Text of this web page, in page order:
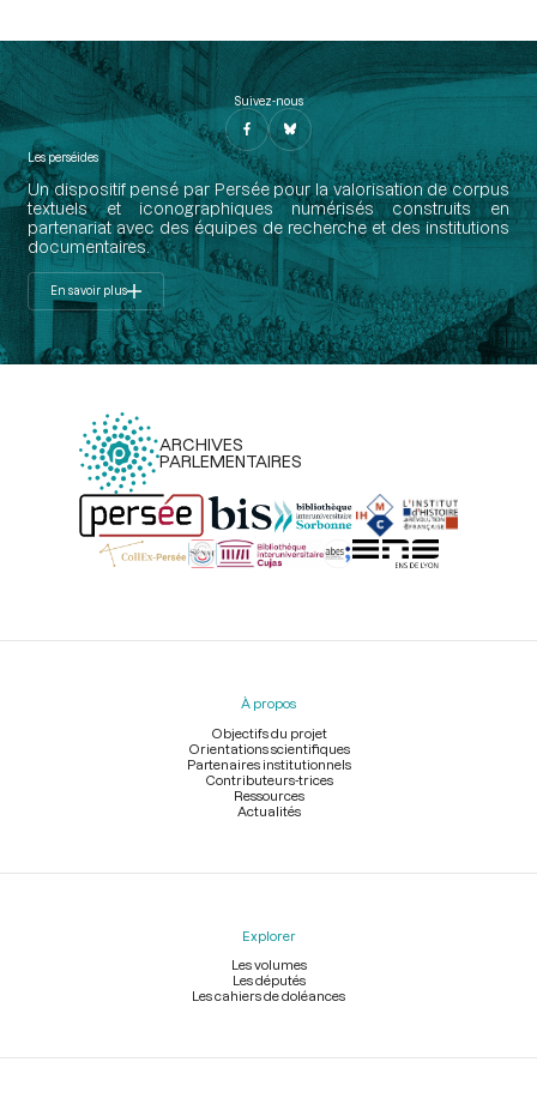
Suivez-nous
Les perséides
Un dispositif pensé par Persée pour la valorisation de corpus
textuels et iconographiques numérisés construits en
partenariat avec des équipes de recherche et des institutions
documentaires.
En savoir plus
ARCHIVES
PARLEMENTAIRES
Menu
À propos
Objectifs du projet
Orientations scientifiques
Partenaires institutionnels
Contributeurs-trices
Ressources
Actualités
Explorer
Les volumes
Les députés
Les cahiers de doléances